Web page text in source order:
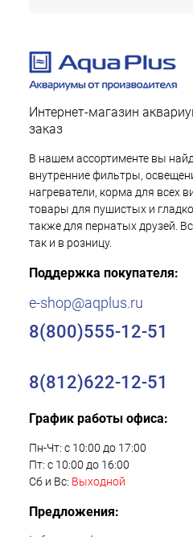
Интернет-магазин
заказ
В нашем ассортименте вы
внутренние фильтры,
нагреватели, корма для всех
товары для пушистых и
также для пернатых друзей.
так и в розницу.
Поддержка покупателя:
e-shop@aqplus.ru
8(800)555-12-51
8(812)622-12-51
График работы офиса:
Пн-Чт: с 10:00 до 17:00
Пт: с 10:00 до 16:00
Сб и Вс: Выходной
Предложения: